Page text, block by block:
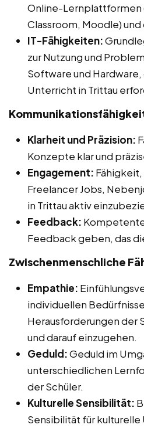
Online-Lernplattformen
Classroom, Moodle)
IT-Fähigkeiten:
zur Nutzung und
Software und
Unterricht in Trittau
Klarheit und Präzision:
Konzepte klar und
Engagement:
Freelancer Jobs,
in Trittau aktiv
Feedback:
Feedback geben, das
Zwischenmenschliche
Empathie:
individuellen
Herausforderungen der
und darauf einzugehen.
Geduld:Geduld im
unterschiedlichen
der Schüler.
Kulturelle Sensibilität:
Sensibilität für